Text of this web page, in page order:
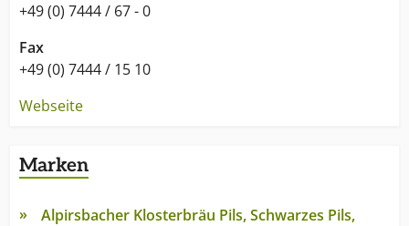
+49 (0) 7444 / 67 - 0
Fax
+49 (0) 7444 / 15 10
Webseite
Marken
Alpirsbacher Klosterbräu Pils, Schwarzes Pils,